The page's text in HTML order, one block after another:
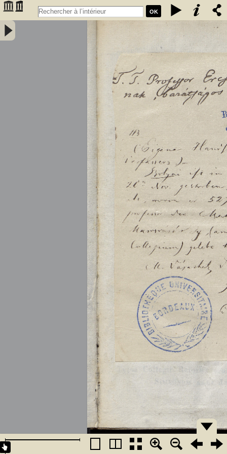
OK
Tentamen juventutem studiosam in elementa matheseos purae,
elementaris ac sublimioris, methodo intuitiva, evidentiaque huic
propria, introducendi. Cum appendice triplici. Auctore Professore
Matheseos et Physices Chemiaeque Publ. Ordinario. Tomus primus